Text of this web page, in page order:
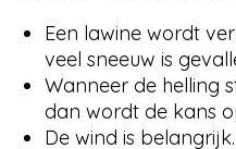
Een lawine wordt
veel sneeuw is
Wanneer de helling
dan wordt de kans
De wind is